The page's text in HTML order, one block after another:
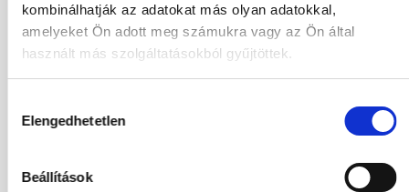
kombinálhatják az adatokat más olyan adatokkal,
amelyeket Ön adott meg számukra vagy az Ön által
használt más szolgáltatásokból gyűjtöttek.
kiválasztása
Elengedhetetlen
Beállítások
832 216HUF
2Felnőttek,0 Gyermekek Foglalás
BudapestJáratinformációk